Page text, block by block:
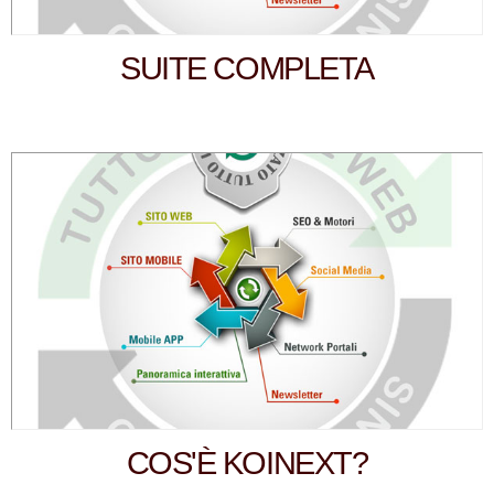
SUITE COMPLETA
COS'È KOINEXT?